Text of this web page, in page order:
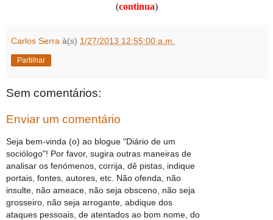
(continua)
Carlos Serra à(s) 1/27/2013 12:55:00 a.m.
Partilhar
Sem comentários:
Enviar um comentário
Seja bem-vinda (o) ao blogue "Diário de um
sociólogo"! Por favor, sugira outras maneiras de
analisar os fenómenos, corrija, dê pistas, indique
portais, fontes, autores, etc. Não ofenda, não
insulte, não ameace, não seja obsceno, não seja
grosseiro, não seja arrogante, abdique dos
ataques pessoais, de atentados ao bom nome, do